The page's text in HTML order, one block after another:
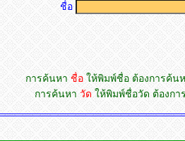
ชื่อ
การค้นหา ชื่อ ให้พิมพ์ชื่อ ต้องการค้น
การค้นหา วัด ให้พิมพ์ชื่อวัด ต้องก